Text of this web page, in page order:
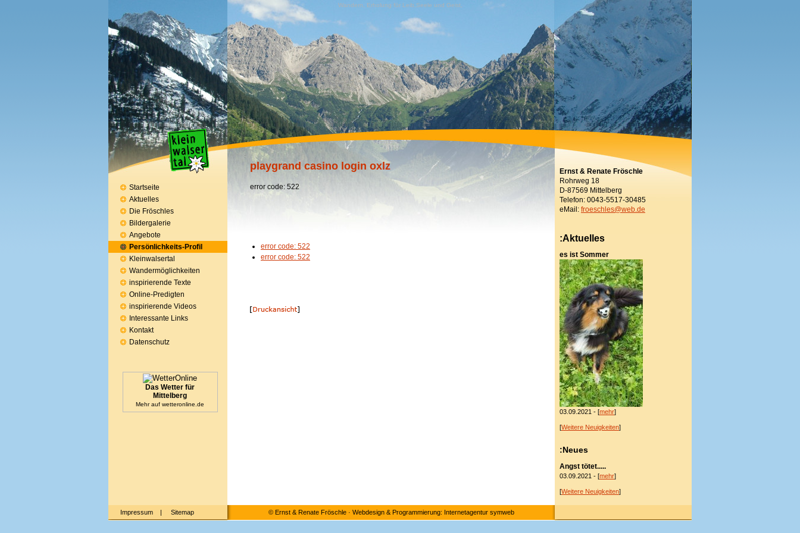
Wandern, Erholung für Leib,Seele und Geist,
playgrand casino login oxlz
error code: 522
error code: 522
error code: 522
Startseite
Aktuelles
Die Fröschles
Bildergalerie
Angebote
Persönlichkeits-Profil
Kleinwalsertal
Wandermöglichkeiten
inspirierende Texte
Online-Predigten
inspirierende Videos
Interessante Links
Kontakt
Datenschutz
Das Wetter für
Mittelberg
Mehr auf wetteronline.de
Ernst & Renate Fröschle
Rohrweg 18
D-87569 Mittelberg
Telefon: 0043-5517-30485
eMail: froeschles@web.de
:Aktuelles
es ist Sommer
03.09.2021 - [mehr]
[Weitere Neuigkeiten]
:Neues
Angst tötet.....
03.09.2021 - [mehr]
[Weitere Neuigkeiten]
Impressum | Sitemap © Ernst & Renate Fröschle· Webdesign & Programmierung: Internetagentur symweb